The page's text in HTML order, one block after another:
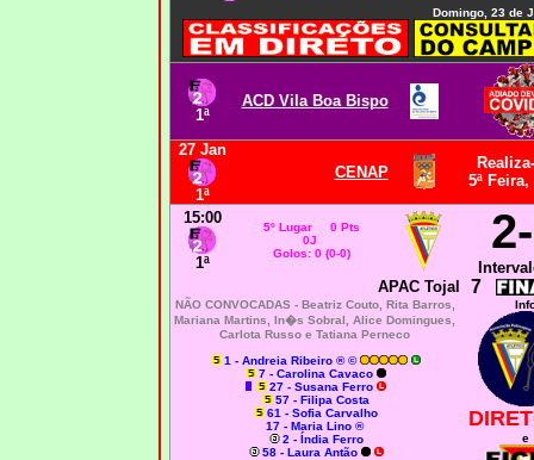
Domingo, 23 de
1ª
ACD Vila Boa Bispo
27 Jan
1ª
CENAP
5ª Feira,
15:00
1ª
5º Lugar 0 Pts
0J
Golos: 0 (0-0)
APAC Tojal
7
NÃO CONVOCADAS - Beatriz Couto, Rita Barros,
Mariana Martins, In�s Sobral, Alice Domingues,
Carlota Russo e Tatiana Perneco
1 - Andreia Ribeiro ® ©
7 - Carolina Cavaco
27 - Susana Ferro
57 - Filipa Costa
61 - Sofia Carvalho
17 - Maria Lino ®
2 - Índia Ferro
58 - Laura Antão
e